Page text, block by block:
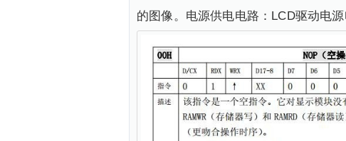
的图像。电源供电电路：LCD驱动电